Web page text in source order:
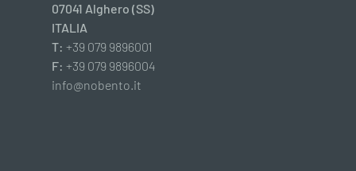
07041 Alghero (SS)
ITALIA
T: +39 079 9896001
F: +39 079 9896004
info@nobento.it